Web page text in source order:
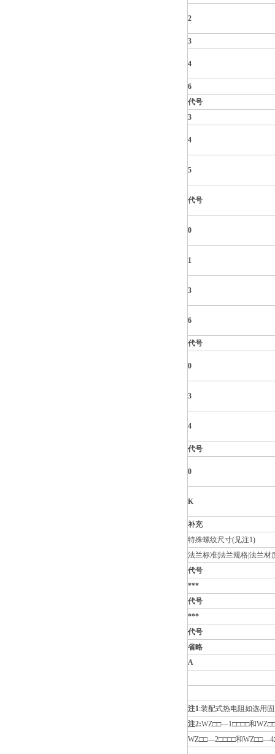
2
3
4
6
代号
3
4
5
代号
0
1
3
6
代号
0
3
4
代号
0
K
补充
特殊螺纹尺寸(见注1)
法兰标准|法兰规格|法兰材
代号
***
代号
***
代号
省略
A
注1:装配式热电阻如选用
注2:WZ□□—1□□□□和
WZ□□—2□□□□和